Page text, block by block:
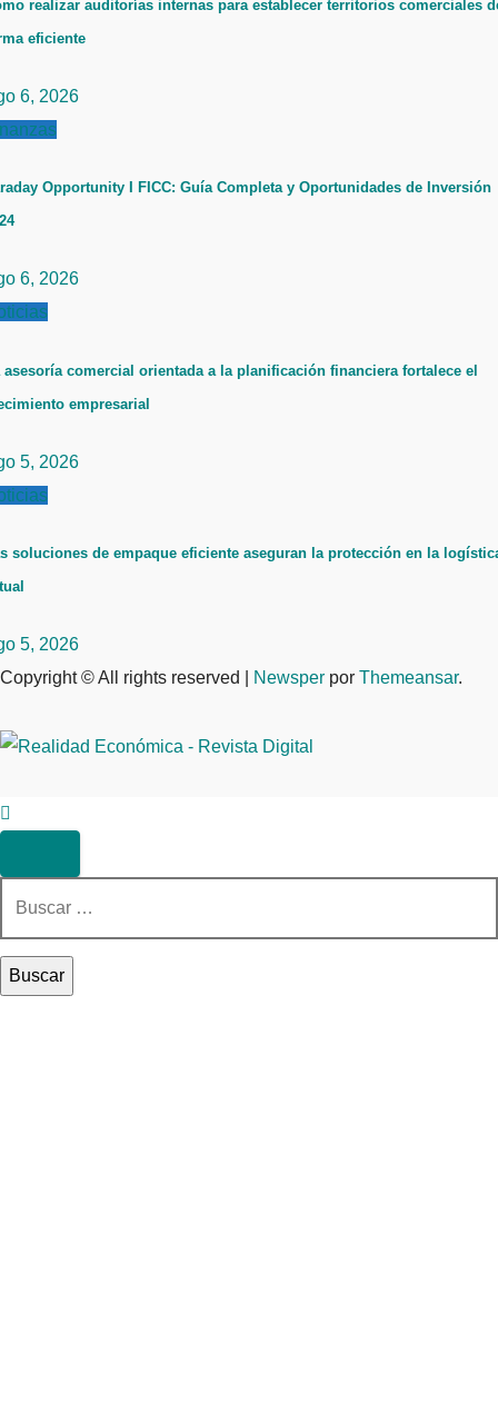
realizar auditorías internas para establecer territorios comerciales
eficiente
6, 2026
Opportunity I FICC: Guía Completa y Oportunidades de Inversión
6, 2026
asesoría comercial orientada a la planificación financiera fortalece el
empresarial
5, 2026
soluciones de empaque eficiente aseguran la protección en la
5, 2026
Copyright © All rights reserved
Newsper por Themeansar.